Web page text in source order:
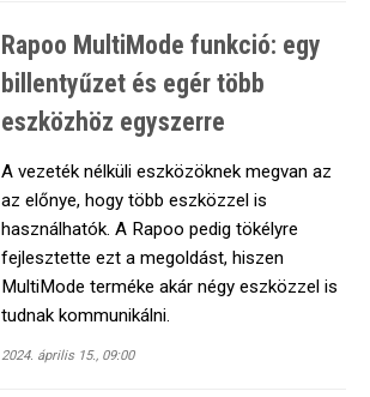
Rapoo MultiMode funkció: egy
billentyűzet és egér több
eszközhöz egyszerre
A vezeték nélküli eszközöknek megvan az
az előnye, hogy több eszközzel is
használhatók. A Rapoo pedig tökélyre
fejlesztette ezt a megoldást, hiszen
MultiMode terméke akár négy eszközzel is
tudnak kommunikálni.
2024. április 15., 09:00